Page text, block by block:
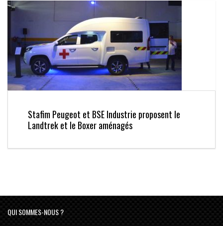
Stafim Peugeot et BSE Industrie proposent le
Landtrek et le Boxer aménagés
QUI SOMMES-NOUS ?